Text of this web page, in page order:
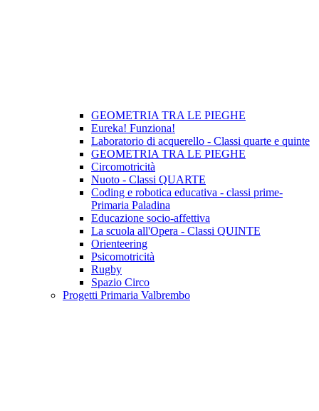
GEOMETRIA TRA LE PIEGHE
Eureka! Funziona!
Laboratorio di acquerello - Classi quarte e quinte
GEOMETRIA TRA LE PIEGHE
Circomotricità
Nuoto - Classi QUARTE
Coding e robotica educativa - classi prime-
Primaria Paladina
Educazione socio-affettiva
La scuola all'Opera - Classi QUINTE
Orienteering
Psicomotricità
Rugby
Spazio Circo
Progetti Primaria Valbrembo